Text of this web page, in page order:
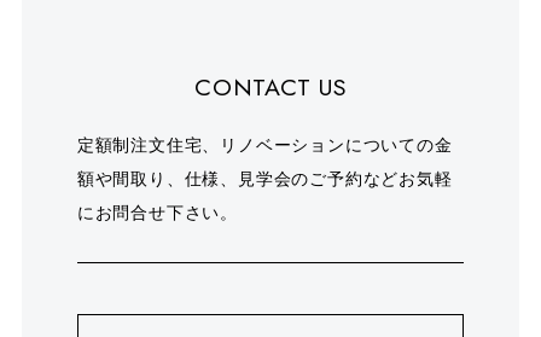
CONTACT US
定額制注文住宅、リノベーションについての金
額や間取り、仕様、見学会のご予約などお気軽
にお問合せ下さい。